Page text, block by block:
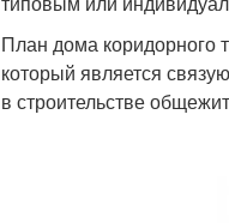
План дома коридорного
который является
в строительстве